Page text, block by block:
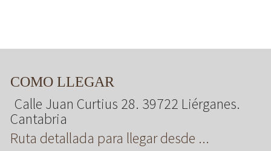
COMO LLEGAR
Calle Juan Curtius 28. 39722 Liérganes.
Cantabria
Ruta detallada para llegar desde ...